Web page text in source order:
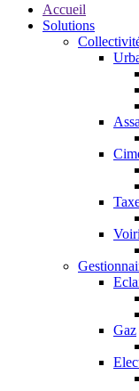
Accueil
Solutions
Gaz